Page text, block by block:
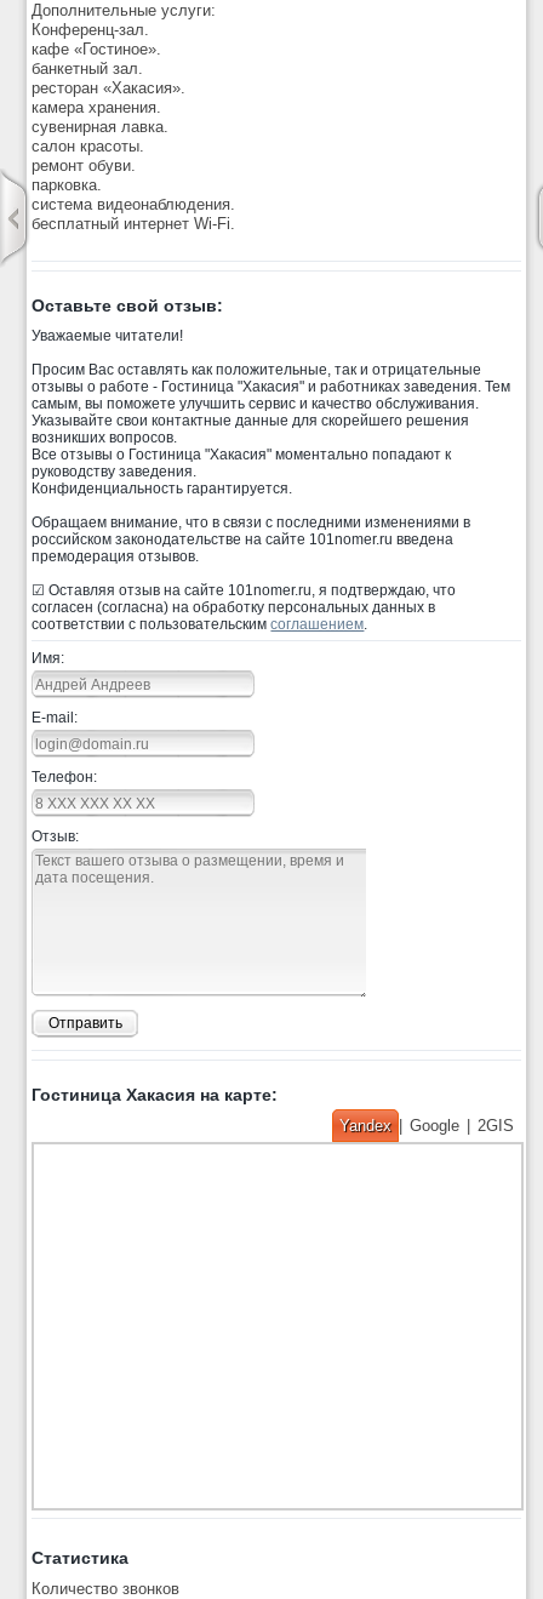
Дополнительные услуги:
Конференц-зал.
кафе «Гостиное».
банкетный зал.
ресторан «Хакасия».
камера хранения.
сувенирная лавка.
салон красоты.
ремонт обуви.
парковка.
система видеонаблюдения.
бесплатный интернет Wi-Fi.
Оставьте свой отзыв:
Уважаемые читатели!
Просим Вас оставлять как положительные, так и отрицательные
отзывы о работе - Гостиница "Хакасия" и работниках заведения. Тем
самым, вы поможете улучшить сервис и качество обслуживания.
Указывайте свои контактные данные для скорейшего решения
возникших вопросов.
Все отзывы о Гостиница "Хакасия" моментально попадают к
руководству заведения.
Конфиденциальность гарантируется.
Обращаем внимание, что в связи с последними изменениями в
российском законодательстве на сайте 101nomer.ru введена
премодерация отзывов.
☑ Оставляя отзыв на сайте 101nomer.ru, я подтверждаю, что
согласен (согласна) на обработку персональных данных в
соответствии с пользовательскимсоглашением.
Имя:
E-mail:
Телефон:
Отзыв:
Отправить
Гостиница Хакасия на карте:
Yandex Google 2GIS
Статистика
Количество звонков